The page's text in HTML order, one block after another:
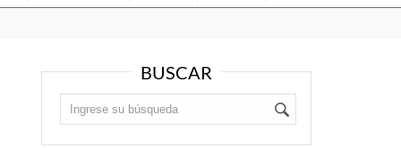
BUSCAR